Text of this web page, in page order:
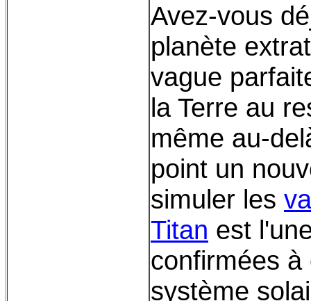
Avez-vous
planète
vague
la Terre au
même au-
point un
simuler les
Titan est
confirmées
système